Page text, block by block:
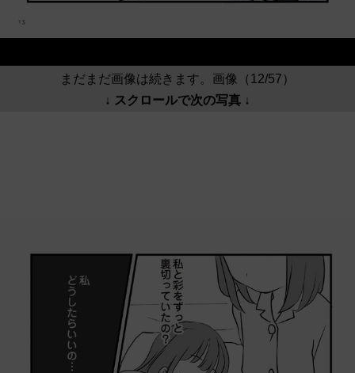
まだまだ画像は続きます。画像（12/57）
↓ スクロールで次の写真 ↓